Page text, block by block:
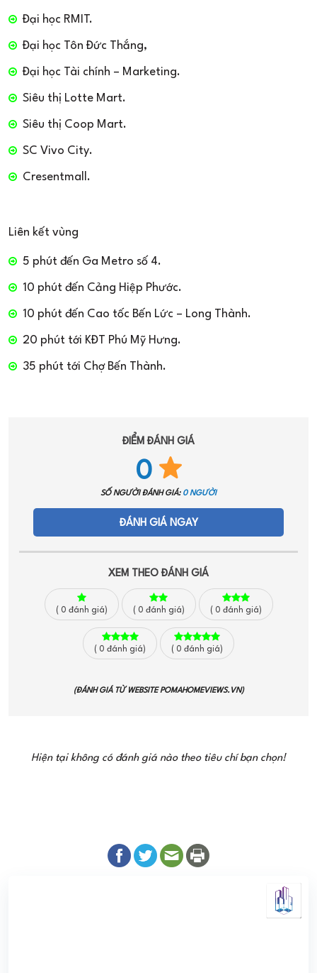
Đại học RMIT.
Đại học Tôn Đức Thắng,
Đại học Tài chính – Marketing.
Siêu thị Lotte Mart.
Siêu thị Coop Mart.
SC Vivo City.
Cresentmall.
Liên kết vùng
5 phút đến Ga Metro số 4.
10 phút đến Cảng Hiệp Phước.
10 phút đến Cao tốc Bến Lức – Long Thành.
20 phút tới KĐT Phú Mỹ Hưng.
35 phút tới Chợ Bến Thành.
ĐIỂM ĐÁNH GIÁ
0
SỐ NGƯỜI ĐÁNH GIÁ: 0 NGƯỜI
ĐÁNH GIÁ NGAY
XEM THEO ĐÁNH GIÁ
( 0 đánh giá) ( 0 đánh giá) ( 0 đánh giá)
( 0 đánh giá) ( 0 đánh giá)
(ĐÁNH GIÁ TỪ WEBSITEPOMAHOMEVIEWS.VN)
Hiện tại không có đánh giá nào theo tiêu chí bạn chọn!